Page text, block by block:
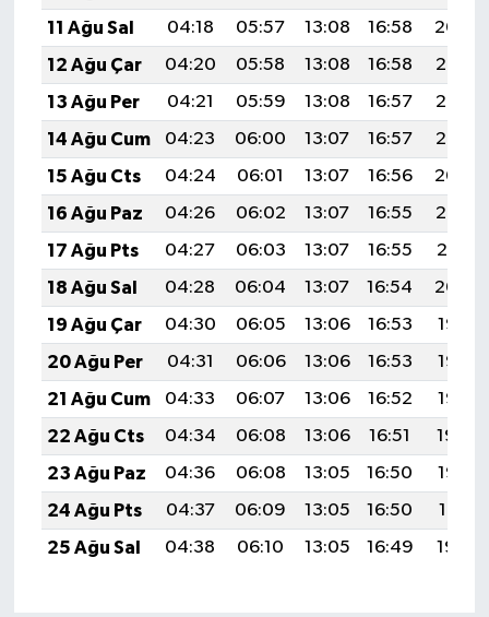
11 Ağu Sal
04:18 05:57 13:08 16:58
20:09
12 Ağu Çar
04:20 05:58 13:08 16:58
20:08
13 Ağu Per
04:21 05:59 13:08 16:57
20:06
14 Ağu Cum
04:23 06:00 13:07 16:57
20:05
15 Ağu Cts
04:24 06:01 13:07 16:56
20:04
16 Ağu Paz
04:26 06:02 13:07 16:55
20:02
17 Ağu Pts
04:27 06:03 13:07 16:55
20:01
18 Ağu Sal
04:28 06:04 13:07 16:54
20:00
19 Ağu Çar
04:30 06:05 13:06 16:53
19:58
20 Ağu Per
04:31 06:06 13:06 16:53
19:57
21 Ağu Cum
04:33 06:07 13:06 16:52
19:55
22 Ağu Cts
04:34 06:08 13:06 16:51
19:54
23 Ağu Paz
04:36 06:08 13:05 16:50
19:52
24 Ağu Pts
04:37 06:09 13:05 16:50
19:51
25 Ağu Sal
04:38 06:10 13:05 16:49 19:49